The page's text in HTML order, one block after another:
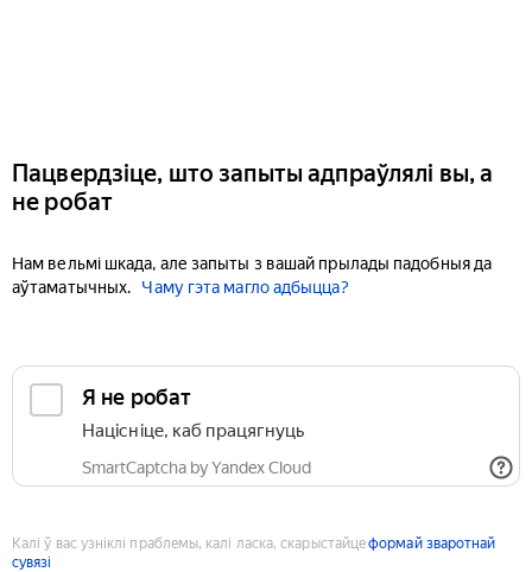
Пацвердзіце, што запыты адпраўлялі вы, а
не робат
Нам вельмі шкада, але запыты з вашай прылады падобныя да
аўтаматычных.
Чаму гэта магло адбыцца?
Я не робат
Націсніце, каб працягнуць
SmartCaptcha by Yandex Cloud
Калі ў вас узніклі праблемы, калі ласка, скарыстайцеформай зваротнай
сувязі